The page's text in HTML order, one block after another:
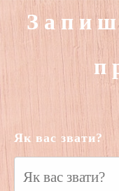
Як вас звати?